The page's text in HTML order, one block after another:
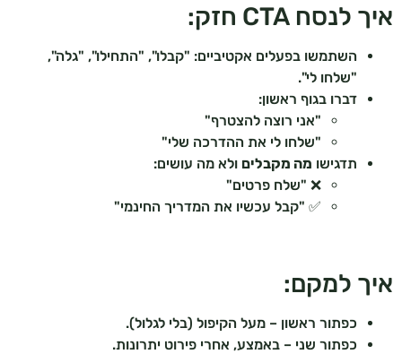
איך לנסח CTA חזק:
השתמשו בפעלים אקטיביים: "קבלו", "התחילו", "גלה",
"שלחו לי".
דברו בגוף ראשון:
"אני רוצה להצטרף"
"שלחו לי את ההדרכה שלי"
תדגישו מה מקבלים ולא מה עושים:
❌ "שלח פרטים"
✅ "קבל עכשיו את המדריך החינמי"
איך למקם:
כפתור ראשון – מעל הקיפול (בלי לגלול).
כפתור שני – באמצע, אחרי פירוט יתרונות.